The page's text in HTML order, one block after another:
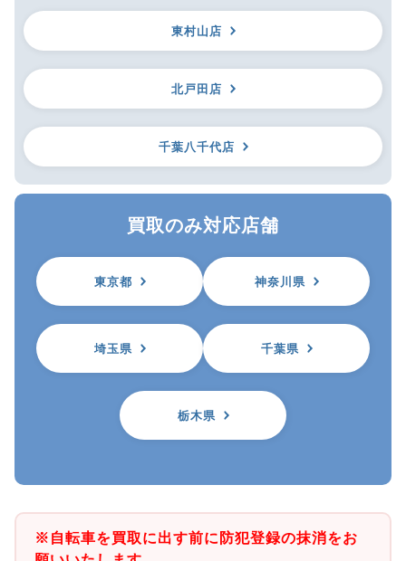
東村山店
北戸田店
千葉八千代店
買取のみ対応店舗
東京都 神奈川県
埼玉県 千葉県
栃木県
※自転車を買取に出す前に防犯登録の抹消をお